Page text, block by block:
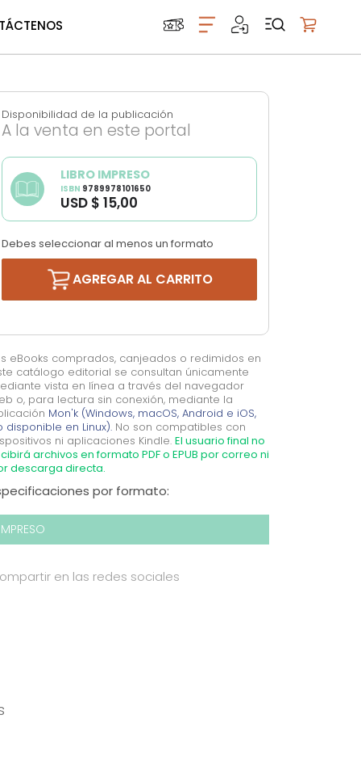
Disponibilidad de la publicación
A la venta en este portal
LIBRO IMPRESO
ISBN 9789978101650
USD $ 15,00
Debes seleccionar al menos un formato
AGREGAR AL CARRITO
eBooks comprados, canjeados o redimidos en
catálogo editorial se consultan únicamente
vista en línea a través del navegador
o, para lectura sin conexión, mediante la
Mon'k (Windows, macOS, Android e iOS,
disponible en Linux).No son compatibles con
ni aplicaciones Kindle. El usuario final no
archivos en formato PDF o EPUB por correo ni
descarga directa.
por formato:
en las redes sociales